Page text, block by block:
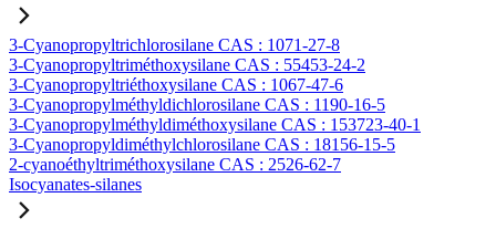
3-Cyanopropyltrichlorosilane CAS : 1071-27-8
3-Cyanopropyltriméthoxysilane CAS : 55453-24-2
3-Cyanopropyltriéthoxysilane CAS : 1067-47-6
3-Cyanopropylméthyldichlorosilane CAS : 1190-16-5
3-Cyanopropylméthyldiméthoxysilane CAS : 153723-40-1
3-Cyanopropyldiméthylchlorosilane CAS : 18156-15-5
2-cyanoéthyltriméthoxysilane CAS : 2526-62-7
Isocyanates-silanes